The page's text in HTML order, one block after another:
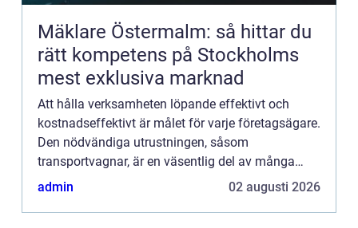
Mäklare Östermalm: så hittar du
rätt kompetens på Stockholms
mest exklusiva marknad
Att hålla verksamheten löpande effektivt och
kostnadseffektivt är målet för varje företagsägare.
Den nödvändiga utrustningen, såsom
transportvagnar, är en väsentlig del av många
f&o...
admin 02 augusti 2026